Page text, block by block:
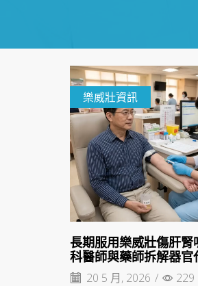
樂威壯資訊
長期服用樂威壯傷肝
科醫師與藥師拆解器官
20 5 月, 2026 / 229